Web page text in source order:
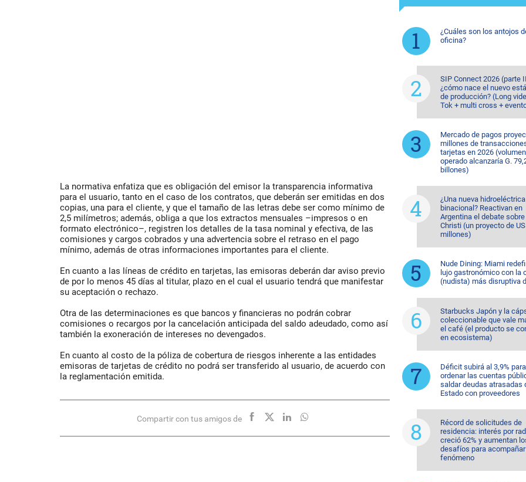
La normativa enfatiza que es obligación del emisor la transparencia informativa
para el usuario, tanto en el caso de los contratos, que deberán ser emitidas en dos
copias, una para el cliente, y que el tamaño de las letras debe ser como mínimo de
2,5 milímetros; además, obliga a que los extractos mensuales –impresos o en
formato electrónico–, registren los detalles de la tasa nominal y efectiva, de las
comisiones y cargos cobrados y una advertencia sobre el retraso en el pago
mínimo, además de otras informaciones importantes para el cliente.
En cuanto a las líneas de crédito en tarjetas, las emisoras deberán dar aviso previo
de por lo menos 45 días al titular, plazo en el cual el usuario tendrá que manifestar
su aceptación o rechazo.
Otra de las determinaciones es que bancos y financieras no podrán cobrar
comisiones o recargos por la cancelación anticipada del saldo adeudado, como así
también la exoneración de intereses no devengados.
En cuanto al costo de la póliza de cobertura de riesgos inherente a las entidades
emisoras de tarjetas de crédito no podrá ser transferido al usuario, de acuerdo con
la reglamentación emitida.
Compartir con tus amigos de
¿Cuáles son los antojos
oficina?
SIP Connect 2026 (parte
¿cómo nace el nuevo
de producción? (Long
Tok + multi cross +
Mercado de pagos
millones de
tarjetas en 2026 (volumen
operado alcanzaría G.
billones)
¿Una nueva hidroeléctrica
binacional? Reactivan en
Argentina el debate
Christi (un proyecto de
millones)
Nude Dining: Miami
lujo gastronómico con la
(nudista) más disruptiva
Starbucks Japón y la
coleccionable que vale
el café (el producto se
en ecosistema)
Déficit subirá al 3,9% para
ordenar las cuentas
saldar deudas atrasadas
Estado con proveedores
Récord de solicitudes de
residencia: interés por
creció 62% y aumentan
desafíos para
fenómeno